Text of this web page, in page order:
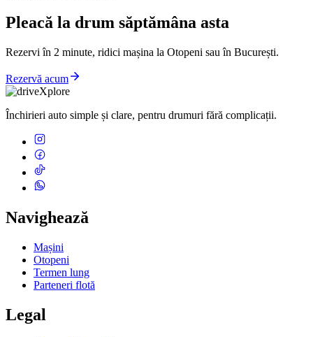
Pleacă la drum săptămâna asta
Rezervi în 2 minute, ridici mașina la Otopeni sau în București.
Rezervă acum
Închirieri auto simple și clare, pentru drumuri fără complicații.
Navighează
Mașini
Otopeni
Termen lung
Parteneri flotă
Legal